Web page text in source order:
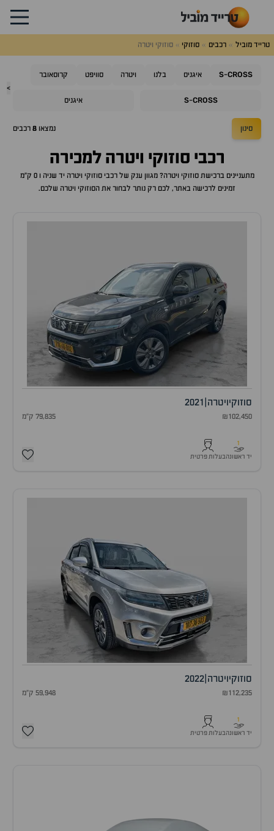
טרייד מוביל רכבים סוזוקי סוזוקי ויטרה
>
S-CROSS איגניס בלנו ויטרה סוויפט קרוסאובר
S-CROSS איגניס
סינון נמצאו 8 רכבים
רכבי סוזוקי ויטרה למכירה
מתעניינים ברכישתסוזוקי ויטרה? מגוון ענק של רכביסוזוקי ויטרה
יד שניה ו 0 ק"מ
זמינים לרכישה באתר, לכם רק נותר לבחור את הסוזוקי ויטרה שלכם.
סוזוקיויטרה 2021
₪102,450 79,835 ק"מ
1
יד ראשונהבעלות פרטית
סוזוקיויטרה 2022
₪112,235 59,948 ק"מ
1
יד ראשונהבעלות פרטית